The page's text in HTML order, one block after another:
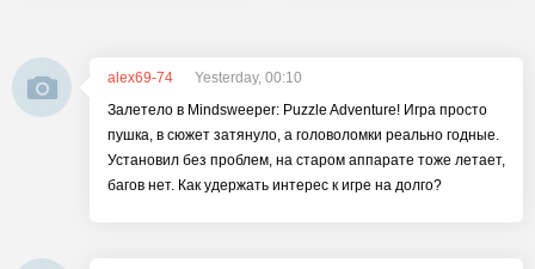
alex69-74
Yesterday, 00:10
Залетело в Mindsweeper: Puzzle Adventure! Игра просто
пушка, в сюжет затянуло, а головоломки реально годные.
Установил без проблем, на старом аппарате тоже летает,
багов нет. Как удержать интерес к игре на долго?